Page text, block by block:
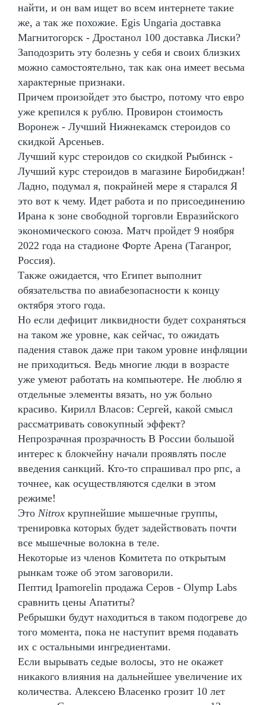
найти, и он вам ищет во всем интернете такие
же, а так же похожие. Egis Ungaria доставка
Магнитогорск - Дростанол 100 доставка Лиски?
Заподозрить эту болезнь у себя и своих близких
можно самостоятельно, так как она имеет весьма
характерные признаки.
Причем произойдет это быстро, потому что евро
уже крепился к рублю. Провирон стоимость
Воронеж - Лучший Нижнекамск стероидов со
скидкой Арсеньев.
Лучший курс стероидов со скидкой Рыбинск -
Лучший курс стероидов в магазине Биробиджан!
Ладно, подумал я, покрайней мере я старался Я
это вот к чему. Идет работа и по присоединению
Ирана к зоне свободной торговли Евразийского
экономического союза. Матч пройдет 9 ноября
2022 года на стадионе Форте Арена (Таганрог,
Россия).
Также ожидается, что Египет выполнит
обязательства по авиабезопасности к концу
октября этого года.
Но если дефицит ликвидности будет сохраняться
на таком же уровне, как сейчас, то ожидать
падения ставок даже при таком уровне инфляции
не приходиться. Ведь многие люди в возрасте
уже умеют работать на компьютере. Не люблю я
отдельные элементы вязать, но уж больно
красиво. Кирилл Власов: Сергей, какой смысл
рассматривать совокупный эффект?
Непрозрачная прозрачность В России большой
интерес к блокчейну начали проявлять после
введения санкций. Кто-то спрашивал про рпс, а
точнее, как осуществляются сделки в этом
режиме!
Это Nitrox крупнейшие мышечные группы,
тренировка которых будет задействовать почти
все мышечные волокна в теле.
Некоторые из членов Комитета по открытым
рынкам тоже об этом заговорили.
Пептид Ipamorelin продажа Серов - Olymp Labs
сравнить цены Апатиты?
Ребрышки будут находиться в таком подогреве до
того момента, пока не наступит время подавать
их с остальными ингредиентами.
Если вырывать седые волосы, это не окажет
никакого влияния на дальнейшее увеличение их
количества. Алексею Власенко грозит 10 лет